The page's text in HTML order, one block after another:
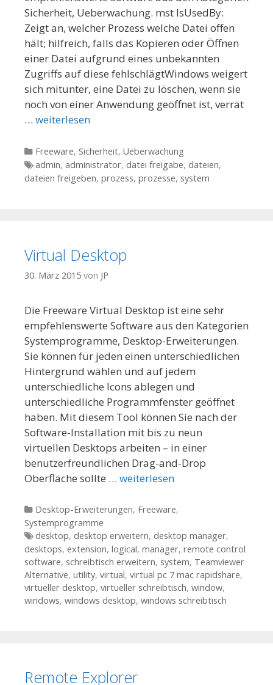
Sicherheit, Ueberwachung. mst IsUsedBy:
Zeigt an, welcher Prozess welche Datei offen
hält; hilfreich, falls das Kopieren oder Öffnen
einer Datei aufgrund eines unbekannten
Zugriffs auf diese fehlschlägtWindows weigert
sich mitunter, eine Datei zu löschen, wenn sie
noch von einer Anwendung geöffnet ist, verrät
… weiterlesen
Kategorien
Freeware, Sicherheit, Ueberwachung
Tags
admin, administrator, datei freigabe, dateien,
dateien freigeben, prozess, prozesse, system
Virtual Desktop
30. März 2015 von JP
Die Freeware Virtual Desktop ist eine sehr
empfehlenswerte Software aus den Kategorien
Systemprogramme, Desktop-Erweiterungen.
Sie können für jeden einen unterschiedlichen
Hintergrund wählen und auf jedem
unterschiedliche Icons ablegen und
unterschiedliche Programmfenster geöffnet
haben. Mit diesem Tool können Sie nach der
Software-Installation mit bis zu neun
virtuellen Desktops arbeiten – in einer
benutzerfreundlichen Drag-and-Drop
Oberfläche sollte … weiterlesen
Kategorien
Desktop-Erweiterungen, Freeware,
Systemprogramme
Tags
desktop, desktop erweitern, desktop manager,
desktops, extension, logical, manager, remote control
software, schreibtisch erweitern, system, Teamviewer
Alternative, utility, virtual, virtual pc 7 mac rapidshare,
virtueller desktop, virtueller schreibtisch, window,
windows, windows desktop, windows schreibtisch
Remote Explorer